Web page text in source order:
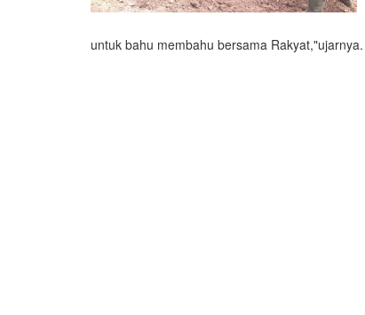
untuk bahu membahu bersama Rakyat,"ujarnya.